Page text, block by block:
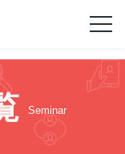
Seminar